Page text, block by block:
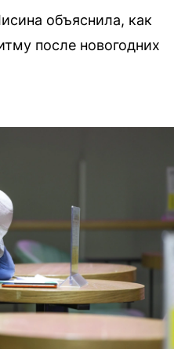
объяснила, как
после новогодних